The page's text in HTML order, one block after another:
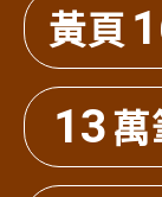
黃頁
13萬